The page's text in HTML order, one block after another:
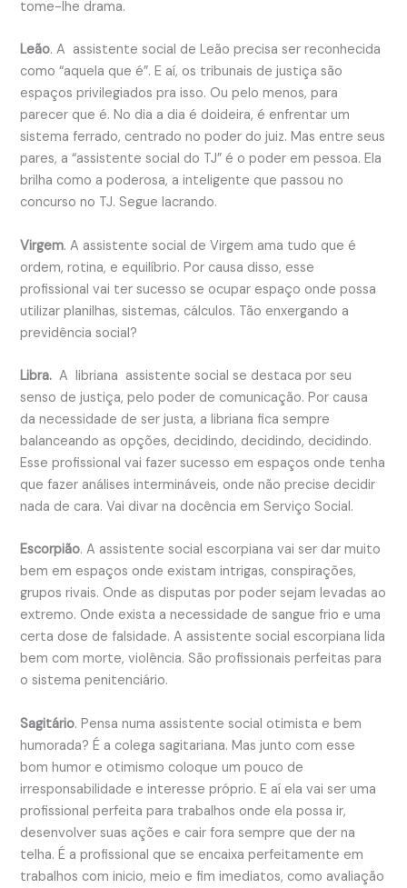
tome-lhe drama.
Leão. A assistente social de Leão precisa ser reconhecida
como “aquela que é”. E aí, os tribunais de justiça são
espaços privilegiados pra isso. Ou pelo menos, para
parecer que é. No dia a dia é doideira, é enfrentar um
sistema ferrado, centrado no poder do juiz. Mas entre seus
pares, a “assistente social do TJ” é o poder em pessoa. Ela
brilha como a poderosa, a inteligente que passou no
concurso no TJ. Segue lacrando.
Virgem. A assistente social de Virgem ama tudo que é
ordem, rotina, e equilíbrio. Por causa disso, esse
profissional vai ter sucesso se ocupar espaço onde possa
utilizar planilhas, sistemas, cálculos. Tão enxergando a
previdência social?
Libra. A libriana assistente social se destaca por seu
senso de justiça, pelo poder de comunicação. Por causa
da necessidade de ser justa, a libriana fica sempre
balanceando as opções, decidindo, decidindo, decidindo.
Esse profissional vai fazer sucesso em espaços onde tenha
que fazer análises intermináveis, onde não precise decidir
nada de cara. Vai divar na docência em Serviço Social.
Escorpião. A assistente social escorpiana vai ser dar muito
bem em espaços onde existam intrigas, conspirações,
grupos rivais. Onde as disputas por poder sejam levadas ao
extremo. Onde exista a necessidade de sangue frio e uma
certa dose de falsidade. A assistente social escorpiana lida
bem com morte, violência. São profissionais perfeitas para
o sistema penitenciário.
Sagitário. Pensa numa assistente social otimista e bem
humorada? É a colega sagitariana. Mas junto com esse
bom humor e otimismo coloque um pouco de
irresponsabilidade e interesse próprio. E aí ela vai ser uma
profissional perfeita para trabalhos onde ela possa ir,
desenvolver suas ações e cair fora sempre que der na
telha. É a profissional que se encaixa perfeitamente em
trabalhos com inicio, meio e fim imediatos, como avaliação